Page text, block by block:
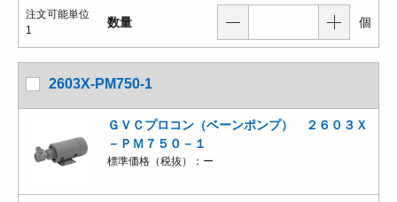
注文可能単位
1
数量 個
2603X-PM750-1
ＧＶＣプロコン（ベーンポンプ） ２６０３Ｘ
－ＰＭ７５０－１
標準価格（税抜）： ー